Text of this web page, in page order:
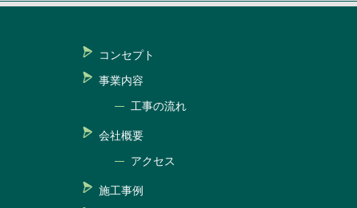
コンセプト
事業内容
工事の流れ
会社概要
アクセス
施工事例